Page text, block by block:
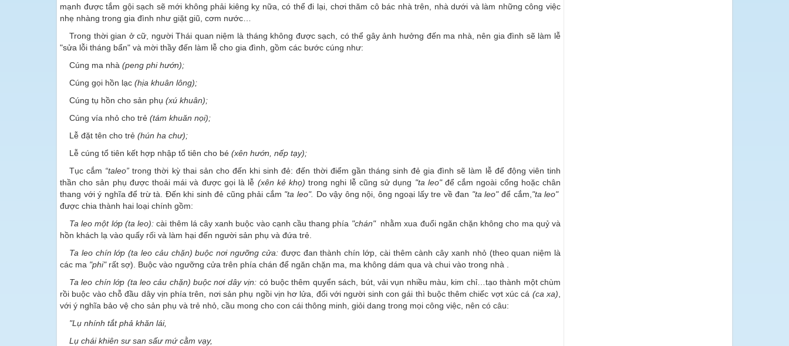
mạnh được tắm gội sạch sẽ mới không phải kiêng kỵ nữa, có thể đi lại, chơi thăm cô bác nhà trên, nhà dưới và làm những công việc
nhẹ nhàng trong gia đình như giặt giũ, cơm nước…
Trong thời gian ở cữ, người Thái quan niệm là tháng không được sạch, có thể gây ảnh hưởng đến ma nhà, nên gia đình sẽ làm lễ
"sửa lỗi tháng bẩn" và mời thầy đến làm lễ cho gia đình, gồm các bước cúng như:
Cúng ma nhà (peng phi hướn);
Cúng gọi hồn lạc (hịa khuân lông);
Cúng tụ hồn cho sản phụ (xú khuân);
Cúng vía nhỏ cho trẻ (tám khuăn nọi);
Lễ đặt tên cho trẻ (hún ha chư);
Lễ cúng tổ tiên kết hợp nhập tổ tiên cho bé (xên hướn, nếp tạy);
Tục cắm “taleo”trong thời kỳ thai sản cho đến khi sinh đẻ: đến thời điểm gần tháng sinh đẻ gia đình sẽ làm lễ để động viên tinh
thần cho sản phụ được thoải mái và được gọi là lễ (xên kẻ khọ) trong nghi lễ cũng sử dụng "ta leo"để cắm ngoài cổng hoặc chân
thang với ý nghĩa để trừ tà. Đến khi sinh đẻ cũng phải cắm "ta leo". Do vậy ông nội, ông ngoại lấy tre về đan "ta leo"để cắm, "ta leo"
được chia thành hai loại chính gồm:
Ta leo một lớp (ta leo): cài thêm lá cây xanh buộc vào cạnh cầu thang phía "chán"nhằm xua đuổi ngăn chặn không cho ma quỷ và
hồn khách lạ vào quấy rối và làm hại đến người sản phụ và đứa trẻ.
Ta leo chín lớp (ta leo cảu chặn) buộc nơi ngưỡng cửa:được đan thành chín lớp, cài thêm cành cây xanh nhỏ (theo quan niệm là
các ma "phi"rất sợ). Buộc vào ngưỡng cửa trên phía chán để ngăn chặn ma, ma không dám qua và chui vào trong nhà .
Ta leo chín lớp (ta leo cảu chặn) buộc nơi dây vịn: có buộc thêm quyển sách, bút, vải vụn nhiều màu, kim chỉ…tạo thành một chùm
rồi buộc vào chỗ đầu dây vịn phía trên, nơi sản phụ ngồi vịn hơ lửa, đối với người sinh con gái thì buộc thêm chiếc vợt xúc cá (ca xa)
với ý nghĩa bảo vệ cho sản phụ và trẻ nhỏ, cầu mong cho con cái thông minh, giỏi dang trong mọi công việc, nên có câu:
"Lụ nhính tắt phả khăn lái,
Lụ chái khiên sư san sấư mứ cằm vạy,